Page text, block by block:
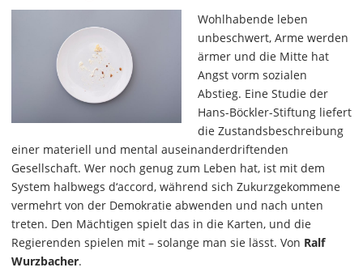
Wohlhabende leben
unbeschwert, Arme werden
ärmer und die Mitte hat
Angst vorm sozialen
Abstieg. Eine Studie der
Hans-Böckler-Stiftung liefert
die Zustandsbeschreibung
einer materiell und mental auseinanderdriftenden
Gesellschaft. Wer noch genug zum Leben hat, ist mit dem
System halbwegs d‘accord, während sich Zukurzgekommene
vermehrt von der Demokratie abwenden und nach unten
treten. Den Mächtigen spielt das in die Karten, und die
Regierenden spielen mit – solange man sie lässt. Von Ralf
Wurzbacher.